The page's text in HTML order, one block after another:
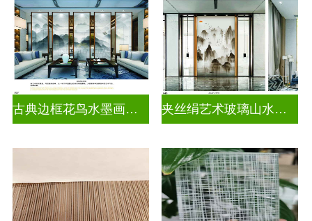
古典边框花鸟水墨画玻璃 夹丝绢艺术玻璃山水画玻璃